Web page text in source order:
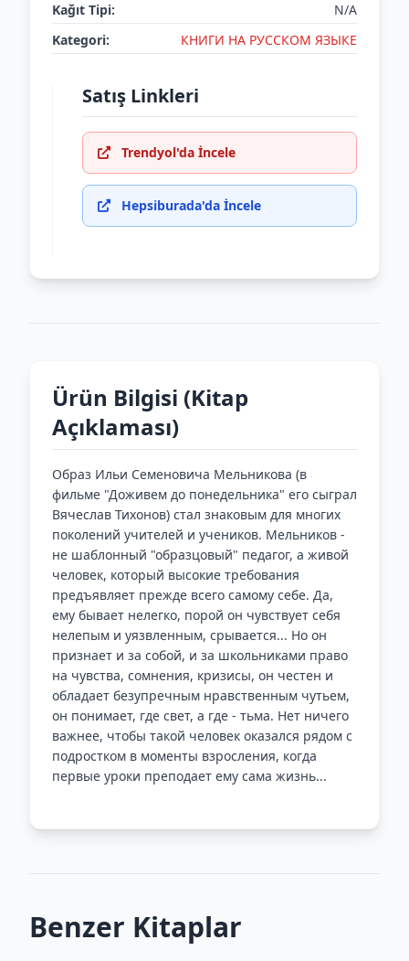
Kağıt Tipi:
N/A
Kategori:
КНИГИ НА РУССКОМ ЯЗЫКЕ
Satış Linkleri
Trendyol'da İncele
Hepsiburada'da İncele
Ürün Bilgisi (Kitap
Açıklaması)
Образ Ильи Семеновича Мельникова (в
фильме "Доживем до понедельника" его сыграл
Вячеслав Тихонов) стал знаковым для многих
поколений учителей и учеников. Мельников -
не шаблонный "образцовый" педагог, а живой
человек, который высокие требования
предъявляет прежде всего самому себе. Да,
ему бывает нелегко, порой он чувствует себя
нелепым и уязвленным, срывается... Но он
признает и за собой, и за школьниками право
на чувства, сомнения, кризисы, он честен и
обладает безупречным нравственным чутьем,
он понимает, где свет, а где - тьма. Нет ничего
важнее, чтобы такой человек оказался рядом с
подростком в моменты взросления, когда
первые уроки преподает ему сама жизнь...
Benzer Kitaplar